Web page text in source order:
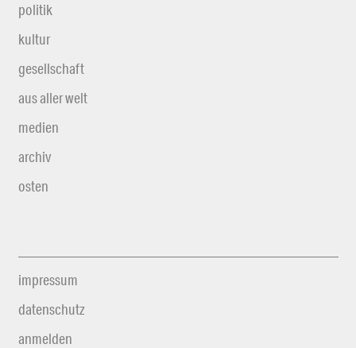
politik
kultur
gesellschaft
aus aller welt
medien
archiv
osten
impressum
datenschutz
anmelden